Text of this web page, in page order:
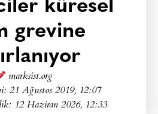
küresel
grevine
marksist.org
21 Ağustos 2019, 12:07
12 Haziran 2026, 12:33